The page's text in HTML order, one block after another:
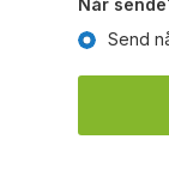
Når
Send